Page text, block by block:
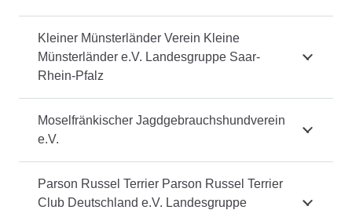
Kleiner Münsterländer Verein Kleine
Münsterländer e.V. Landesgruppe Saar-
Rhein-Pfalz
Moselfränkischer Jagdgebrauchshundverein
e.V.
Parson Russel Terrier Parson Russel Terrier
Club Deutschland e.V. Landesgruppe